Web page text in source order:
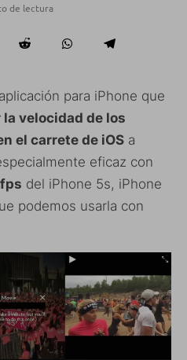
de lectura
para iPhone que
velocidad de los
el carrete de iOS a
eficaz con
del iPhone 5s, iPhone
podemos usarla con